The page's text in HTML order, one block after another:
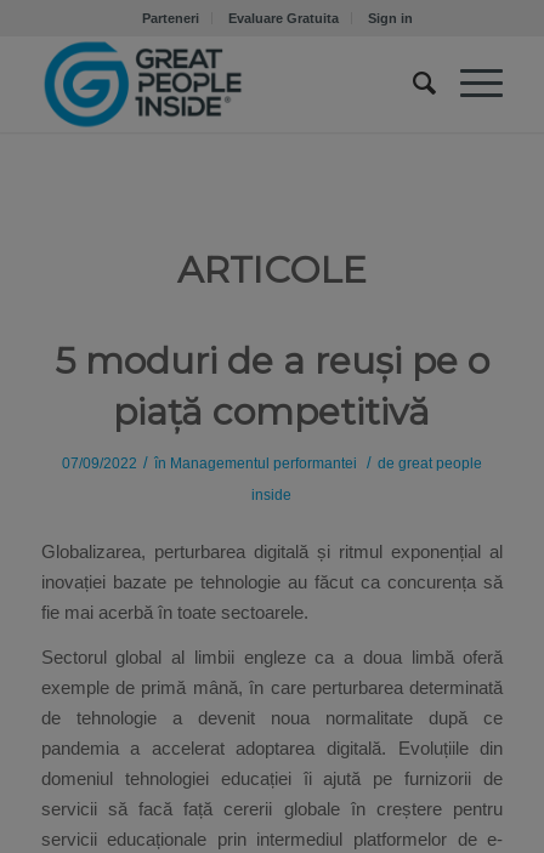
Parteneri Evaluare Gratuita Sign in
ARTICOLE
5 moduri de a reuși pe o
piață competitivă
07/09/2022 / în Managementul performantei / de great people
inside
Globalizarea, perturbarea digitală și ritmul exponențial al
inovației bazate pe tehnologie au făcut ca concurența să
fie mai acerbă în toate sectoarele.
Sectorul global al limbii engleze ca a doua limbă oferă
exemple de primă mână, în care perturbarea determinată
de tehnologie a devenit noua normalitate după ce
pandemia a accelerat adoptarea digitală. Evoluțiile din
domeniul tehnologiei educației îi ajută pe furnizorii de
servicii să facă față cererii globale în creștere pentru
servicii educaționale prin intermediul platformelor de e-